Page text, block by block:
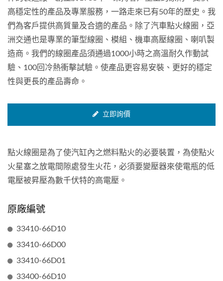
高穩定性的產品及專業服務，一路走來已有50年的歷史。我
們為客戶提供高質量及合適的產品。除了汽車點火線圈，亞
洲交通也是專業的筆型線圈、模組、機車高壓線圈、喇叭製
造商。我們的線圈產品須通過1000小時之高溫耐久作動試
驗、100回冷熱衝擊試驗。使產品更容易安裝、更好的穩定
性與更長的產品壽命。
立即詢價
點火線圈是為了使汽缸內之燃料點火的必要裝置，為使點火
火星塞之放電間隙處發生火花，必須要變壓器來使電瓶的低
電壓被昇壓為數千伏特的高電壓。
原廠編號
33410-66D10
33410-66D00
33410-66D01
33400-66D10